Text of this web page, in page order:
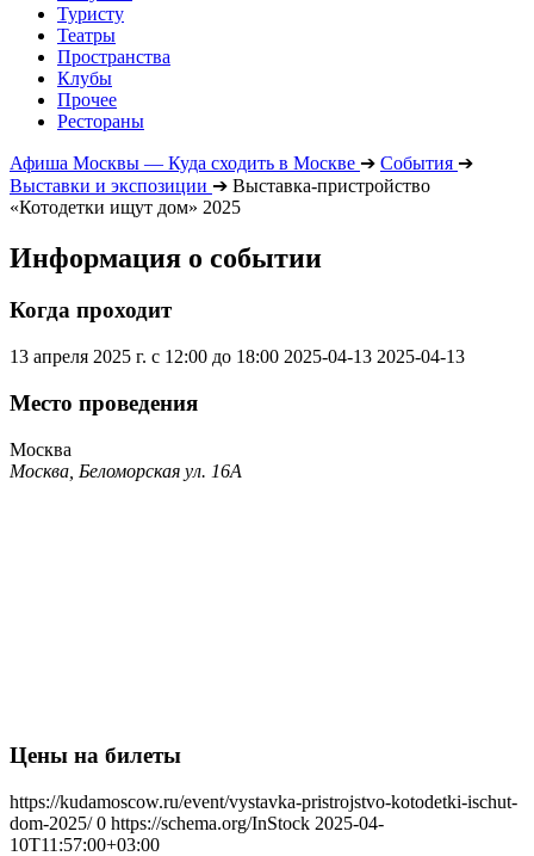
Туристу
Театры
Пространства
Клубы
Прочее
Рестораны
Афиша Москвы — Куда сходить в Москве ➔ События ➔
Выставки и экспозиции ➔ Выставка-пристройство
«Котодетки ищут дом» 2025
Информация о событии
Когда проходит
13 апреля 2025 г. с 12:00 до 18:00 2025-04-13 2025-04-13
Место проведения
Москва
Москва, Беломорская ул. 16А
Цены на билеты
https://kudamoscow.ru/event/vystavka-pristrojstvo-kotodetki-ischut-
dom-2025/ 0 https://schema.org/InStock 2025-04-
10T11:57:00+03:00